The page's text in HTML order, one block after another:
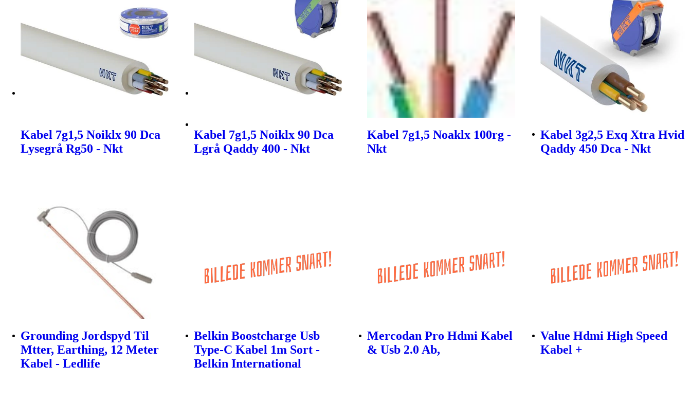
Kabel 7g1,5 Noiklx 90 Dca
Lysegrå Rg50 - Nkt
Kabel 7g1,5 Noiklx 90 Dca
Lgrå Qaddy 400 - Nkt
Kabel 7g1,5 Noaklx 100rg -
Nkt
Kabel 3g2,5 Exq Xtra Hvid
Qaddy 450 Dca - Nkt
Grounding Jordspyd Til
Mtter, Earthing, 12 Meter
Kabel - Ledlife
Belkin Boostcharge Usb
Type-C Kabel 1m Sort -
Belkin International
Mercodan Pro Hdmi Kabel
& Usb 2.0 Ab,
Value Hdmi High Speed
Kabel +